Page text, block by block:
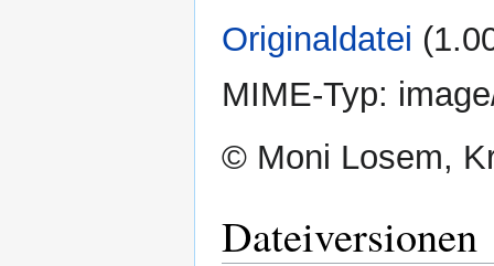
Originaldatei
MIME-Typ:
© Moni Losem,
Dateiversionen